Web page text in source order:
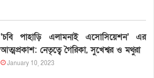
‘চবি পাহাড়ি এলামনাই এসোসিয়েশন’ এর
আত্মপ্রকাশ: নেতৃত্বে গৈরিকা, সুখেশ্বর ও মথুরা
January 10, 2023